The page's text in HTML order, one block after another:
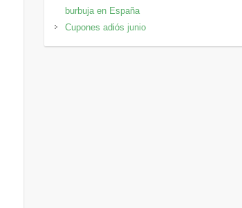
burbuja en España
Cupones adiós junio